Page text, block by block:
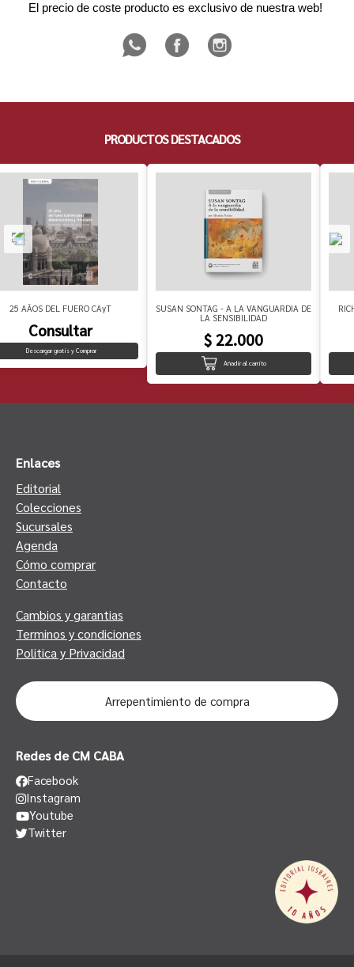
El precio de coste producto es exclusivo de nuestra web!
PRODUCTOS DESTACADOS
25 AÃOS DEL FUERO CAyT
Consultar
Descargar gratis y Comprar
SUSAN SONTAG - A LA VANGUARDIA DE
LA SENSIBILIDAD
$ 22.000
Añadir al carrito
Enlaces
Editorial
Colecciones
Sucursales
Agenda
Cómo comprar
Contacto
Cambios y garantias
Terminos y condiciones
Politica y Privacidad
Arrepentimiento de compra
Redes de CM CABA
Facebook
Instagram
Youtube
Twitter